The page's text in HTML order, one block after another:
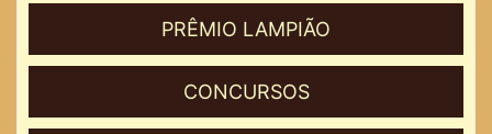
PRÊMIO LAMPIÃO
CONCURSOS